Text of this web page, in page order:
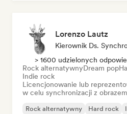
Lorenzo Lautz
Kierownik Ds.
> 1600 udzielonych
Rock alternatywnyDream pop
Indie rock
Licencjonowanie lub
w celu synchronizacji z
Rock alternatywny Hard rock